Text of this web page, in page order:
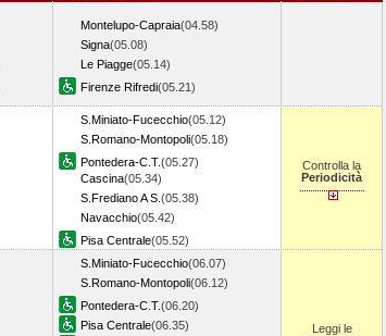
Montelupo-Capraia(04.58)
Signa(05.08)
Le Piagge(05.14)
Firenze Rifredi(05.21)
S.Miniato-Fucecchio(05.12)
S.Romano-Montopoli(05.18)
Pontedera-C.T.(05.27)
Cascina(05.34)
S.Frediano A S. (05.38)
Navacchio(05.42)
Pisa Centrale(05.52)
Controlla la
Periodicità
S.Miniato-Fucecchio(06.07)
S.Romano-Montopoli(06.12)
Pontedera-C.T.(06.20)
Pisa Centrale(06.35)
Leggi le